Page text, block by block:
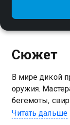
Сюжет
В мире дикой
оружия.
бегемоты,
ядовитые
Читать дальше